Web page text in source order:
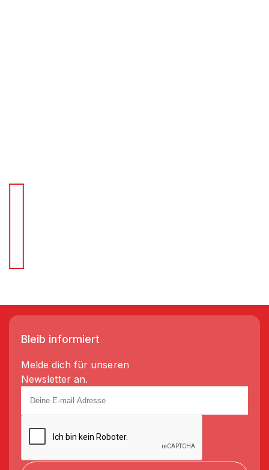
Bleib informiert
Melde dich für unseren
Newsletter an.